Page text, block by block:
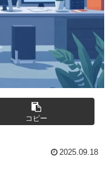
コピー
2025.09.18